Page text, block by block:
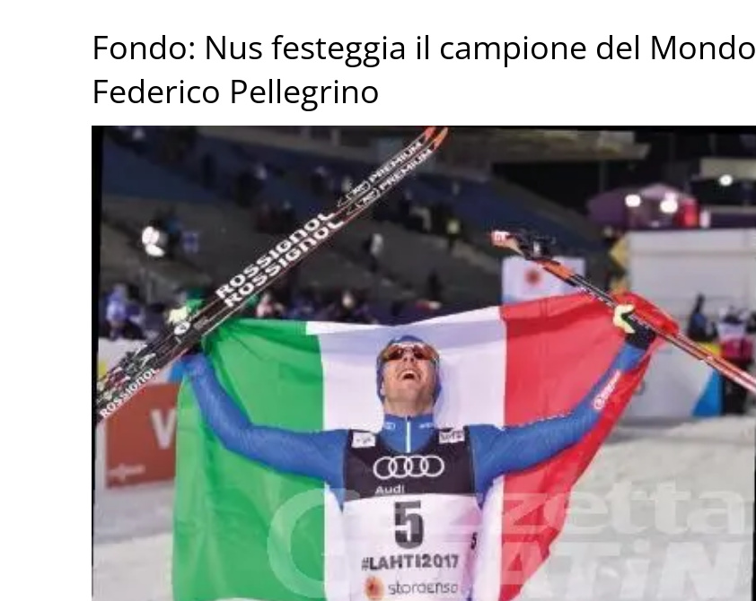
Fondo: Nus festeggia il campione del Mondo
Federico Pellegrino